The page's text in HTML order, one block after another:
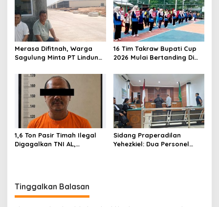
i
p
o
s
Merasa Difitnah, Warga
Sagulung Minta PT Lindung
Perlakuan Merendahkan
Masyarakat
16 Tim Takraw Bupati Cup
2026 Mulai Bertanding Di
1,6 Ton Pasir Timah Ilegal
Digagalkan TNI AL,
Sidang Praperadilan
Yehezkiel: Dua Personel
Tinggalkan Balasan